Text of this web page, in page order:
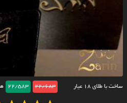
ساخت با طلای ۱۸ عیار 22/683
22/583